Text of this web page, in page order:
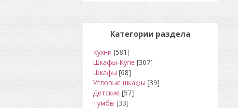
Категории раздела
Кухни [581]
Шкафы-Купе [307]
Шкафы [68]
Угловые шкафы [39]
Детские [57]
Тумбы [33]